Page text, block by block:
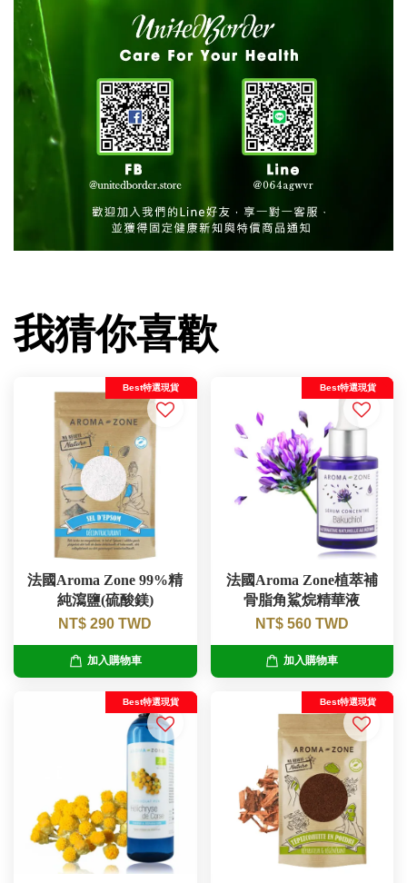
我猜你喜歡
Best特選現貨
法國Aroma Zone 99%精
純瀉鹽(硫酸鎂)
NT$ 290 TWD
加入購物車
Best特選現貨
法國Aroma Zone植萃補
骨脂角鯊烷精華液
NT$ 560 TWD
加入購物車
Best特選現貨 Best特選現貨